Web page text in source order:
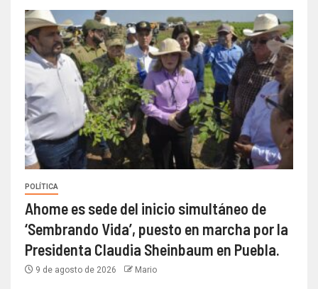
POLÍTICA
Ahome es sede del inicio simultáneo de
‘Sembrando Vida’, puesto en marcha por la
Presidenta Claudia Sheinbaum en Puebla.
9 de agosto de 2026 Mario